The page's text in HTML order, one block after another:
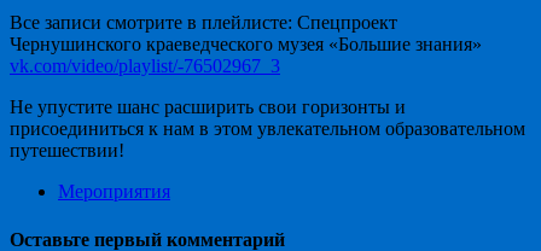
Все записи смотрите в плейлисте: Спецпроект
Чернушинского краеведческого музея «Большие знания»
vk.com/video/playlist/-76502967_3
Не упустите шанс расширить свои горизонты и
присоединиться к нам в этом увлекательном образовательном
путешествии!
Мероприятия
Оставьте первый комментарий